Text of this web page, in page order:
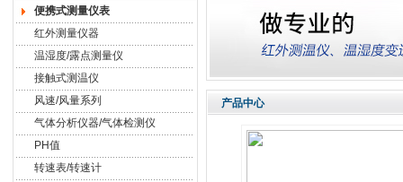
便携式测量仪表
红外测量仪器
温湿度/露点测量仪
接触式测温仪
风速/风量系列
气体分析仪器/气体检测仪
PH值
转速表/转速计
产品中心